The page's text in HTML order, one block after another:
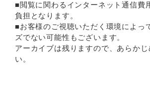
■閲覧に関わるインターネット通信費
負担となります。
■お客様のご視聴いただく環境によっ
ズでない可能性もございます。
アーカイブは残りますので、あらかじ
い。